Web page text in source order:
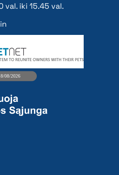
val. iki 15.45 val.